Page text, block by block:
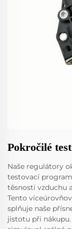
Pokročilé
Naše regulátory
testovací
těsnosti vzduchu
Tento
splňuje naše
jistotu při nákupu.